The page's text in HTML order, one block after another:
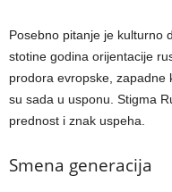
Posebno pitanje je kulturno
stotine godina orijentacije
prodora evropske, zapadne
su sada u usponu. Stigma
prednost i znak uspeha.
Smena generacija